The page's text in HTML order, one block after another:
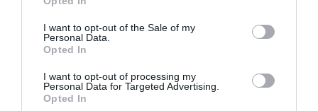
I want to opt-out of the Sale of my
Personal Data.
Opted In
I want to opt-out of processing my
Personal Data for Targeted Advertising.
Opted In